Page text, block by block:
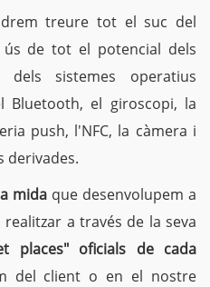
treure tot el suc del
de tot el potencial dels
dels sistemes operatius
Bluetooth, el giroscopi, la
push, l'NFC, la càmera i
derivades.
midaque desenvolupem a
a través de la seva
places" oficials de cada
del client o en el nostre